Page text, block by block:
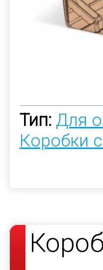
Тип: Для
Коробки